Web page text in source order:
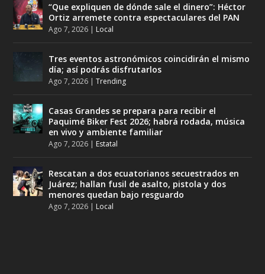
“Que expliquen de dónde sale el dinero”: Héctor
Ortiz arremete contra espectaculares del PAN
Ago 7, 2026 | Local
Tres eventos astronómicos coincidirán el mismo
día; así podrás disfrutarlos
Ago 7, 2026 |Trending
Casas Grandes se prepara para recibir el
Paquimé Biker Fest 2026; habrá rodada, música
en vivo y ambiente familiar
Ago 7, 2026 | Estatal
Rescatan a dos ecuatorianos secuestrados en
Juárez; hallan fusil de asalto, pistola y dos
menores quedan bajo resguardo
Ago 7, 2026 | Local